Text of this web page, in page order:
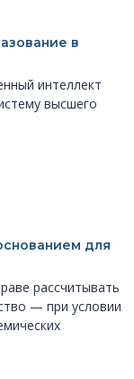
в
интеллект
высшего
для
рассчитывать
— при условии